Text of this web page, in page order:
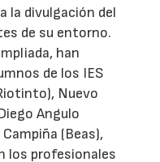
la divulgación del
de su entorno.
han
de los IES
Nuevo
Angulo
(Beas),
los profesionales